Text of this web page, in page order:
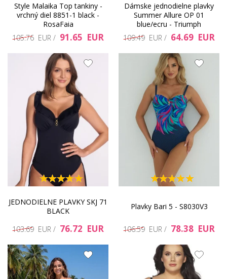
Style Malaika Top tankiny -
vrchný diel 8851-1 black -
RosaFaia
105.76 EUR / 91.65 EUR
Dámske jednodielne plavky
Summer Allure OP 01
blue/ecru - Triumph
109.49 EUR / 64.69 EUR
JEDNODIELNE PLAVKY SKJ 71
BLACK
103.69 EUR / 76.72 EUR
Plavky Bari 5 - S8030V3
106.59 EUR / 78.38 EUR